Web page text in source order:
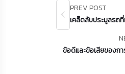
PREV POST
เคล็ดลับประมูลรถ
ข้อดีและข้อเสียของก